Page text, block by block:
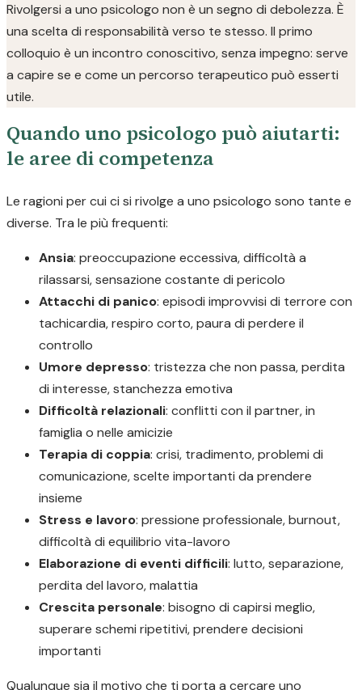
Rivolgersi a uno psicologo non è un segno di debolezza. È
una scelta di responsabilità verso te stesso. Il primo
colloquio è un incontro conoscitivo, senza impegno: serve
a capire se e come un percorso terapeutico può esserti
utile.
Quando uno psicologo può aiutarti:
le aree di competenza
Le ragioni per cui ci si rivolge a uno psicologo sono tante e
diverse. Tra le più frequenti:
Ansia: preoccupazione eccessiva, difficoltà a
rilassarsi, sensazione costante di pericolo
Attacchi di panico: episodi improvvisi di terrore con
tachicardia, respiro corto, paura di perdere il
controllo
Umore depresso: tristezza che non passa, perdita
di interesse, stanchezza emotiva
Difficoltà relazionali: conflitti con il partner, in
famiglia o nelle amicizie
Terapia di coppia: crisi, tradimento, problemi di
comunicazione, scelte importanti da prendere
insieme
Stress e lavoro: pressione professionale, burnout,
difficoltà di equilibrio vita-lavoro
Elaborazione di eventi difficili: lutto, separazione,
perdita del lavoro, malattia
Crescita personale: bisogno di capirsi meglio,
superare schemi ripetitivi, prendere decisioni
importanti
Qualunque sia il motivo che ti porta a cercare uno